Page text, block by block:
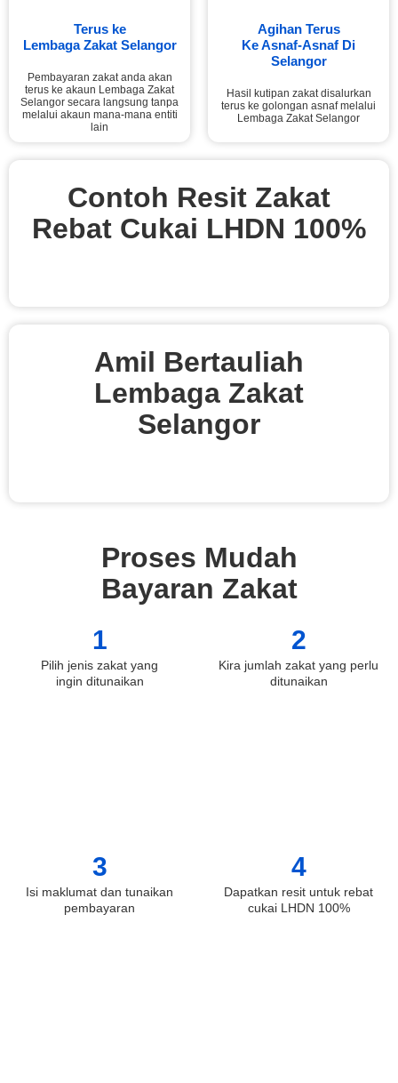
Terus ke
Lembaga Zakat Selangor
Pembayaran zakat anda akan
terus ke akaun Lembaga Zakat
Selangor secara langsung tanpa
melalui akaun mana-mana entiti
lain
Agihan Terus
Ke Asnaf-Asnaf Di
Selangor
Hasil kutipan zakat disalurkan
terus ke golongan asnaf melalui
Lembaga Zakat Selangor
Contoh Resit Zakat
Rebat Cukai LHDN 100%
Amil Bertauliah
Lembaga Zakat
Selangor
Proses Mudah
Bayaran Zakat
1
Pilih jenis zakat yang
ingin ditunaikan
2
Kira jumlah zakat yang perlu
ditunaikan
3
Isi maklumat dan tunaikan
pembayaran
4
Dapatkan resit untuk rebat
cukai LHDN 100%